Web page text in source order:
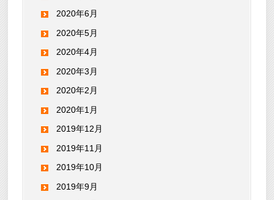
2020年6月
2020年5月
2020年4月
2020年3月
2020年2月
2020年1月
2019年12月
2019年11月
2019年10月
2019年9月